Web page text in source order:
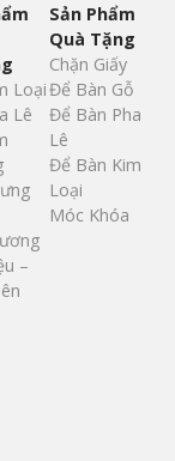
Loại
Lê
–
Sản Phẩm
Quà Tặng
Chặn Giấy
Để Bàn Gỗ
Để Bàn Pha
Lê
Để Bàn Kim
Loại
Móc Khóa